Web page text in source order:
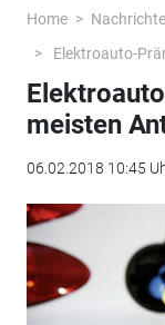
Home
Elektroauto-
meisten
06.02.2018 10:45